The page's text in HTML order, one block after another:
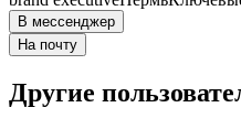
В мессенджер
На почту
Другие